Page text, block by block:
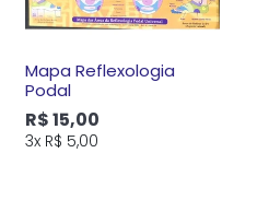
Mapa Reflexologia
Podal
R$ 15,00
3x R$ 5,00